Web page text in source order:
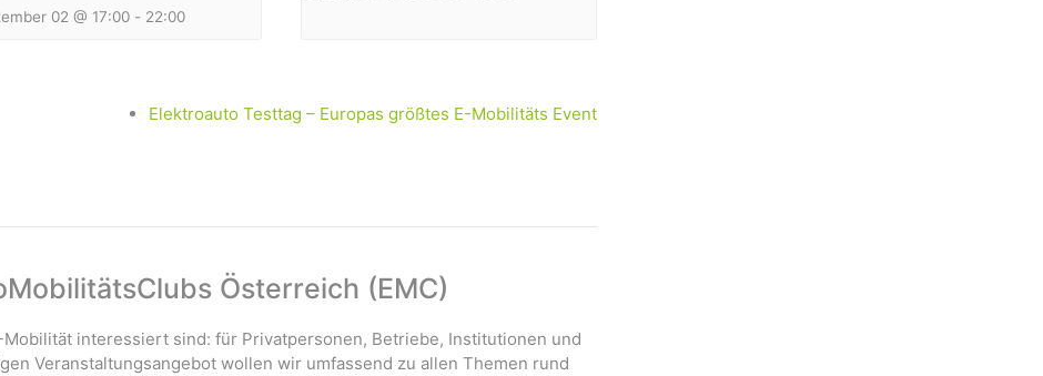
02 @ 17:00 - 22:00
Elektroauto Testtag – Europas größtes E-Mobilitäts Event
Österreich (EMC)
interessiert sind: für Privatpersonen, Betriebe, Institutionen und
Veranstaltungsangebot wollen wir umfassend zu allen Themen rund